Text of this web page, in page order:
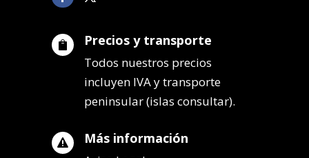
 Precios y transporte
Todos nuestros precios
incluyen IVA y transporte
peninsular (islas consultar).
 Más información